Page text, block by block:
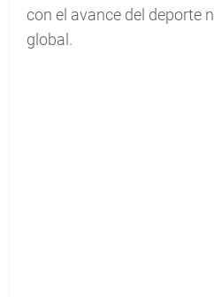
con el avance del deporte
global.